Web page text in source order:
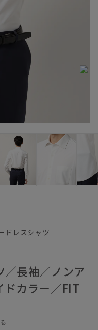
ドレスシャツ
／長袖／ノンア
ドカラー／FIT